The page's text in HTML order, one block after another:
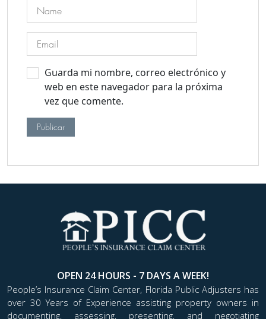
Guarda mi nombre, correo electrónico y
web en este navegador para la próxima
vez que comente.
OPEN 24 HOURS - 7 DAYS A WEEK!
People’s Insurance Claim Center, Florida Public Adjusters has
over 30 Years of Experience assisting property owners in
documenting, assessing, presenting, and negotiating